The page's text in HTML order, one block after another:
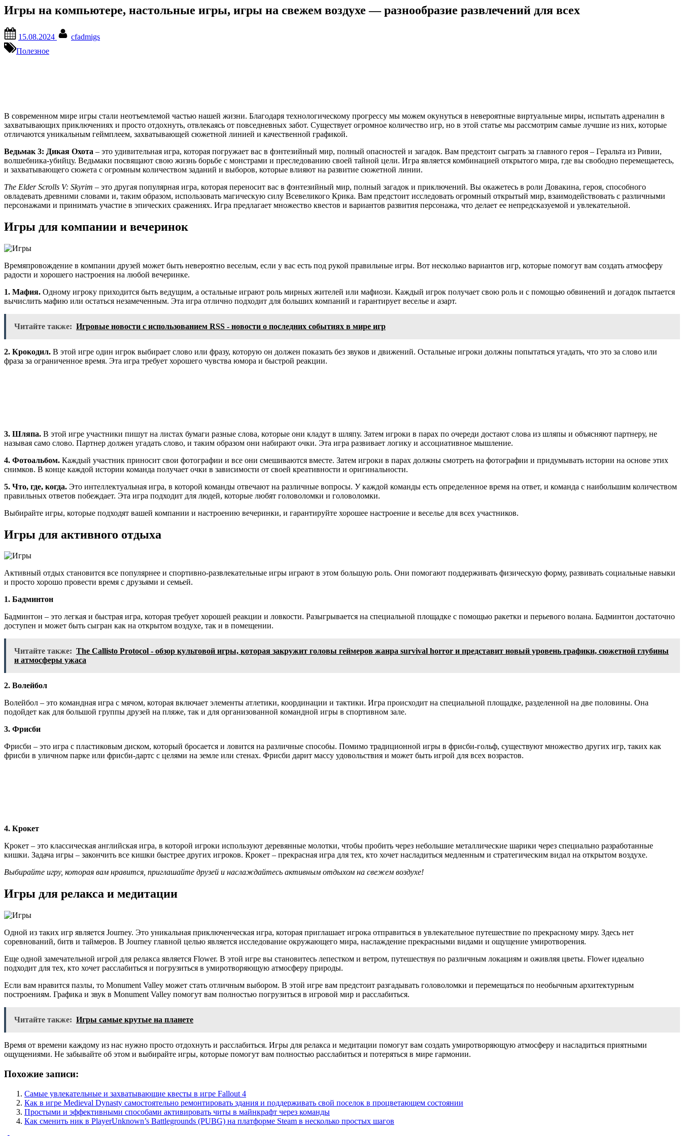
Игры на компьютере, настольные игры, игры на свежем воздухе — разнообразие развлечений для всех
on
15.08.2024
cfadmigs
Полезное
В современном мире игры стали неотъемлемой частью нашей жизни. Благодаря технологическому прогрессу мы можем окунуться в невероятные виртуальные миры, испытать адреналин в
захватывающих приключениях и просто отдохнуть, отвлекаясь от повседневных забот. Существует огромное количество игр, но в этой статье мы рассмотрим самые лучшие из них, которые
отличаются уникальным геймплеем, захватывающей сюжетной линией и качественной графикой.
Ведьмак 3: Дикая Охота – это удивительная игра, которая погружает вас в фэнтезийный мир, полный опасностей и загадок. Вам предстоит сыграть за главного героя – Геральта из Ривии,
волшебника-убийцу. Ведьмаки посвящают свою жизнь борьбе с монстрами и преследованию своей тайной цели. Игра является комбинацией открытого мира, где вы свободно перемещаетесь,
и захватывающего сюжета с огромным количеством заданий и выборов, которые влияют на развитие сюжетной линии.
The Elder Scrolls V: Skyrim – это другая популярная игра, которая переносит вас в фэнтезийный мир, полный загадок и приключений. Вы окажетесь в роли Довакина, героя, способного
овладевать древними словами и, таким образом, использовать магическую силу Всевеликого Крика. Вам предстоит исследовать огромный открытый мир, взаимодействовать с различными
персонажами и принимать участие в эпических сражениях. Игра предлагает множество квестов и вариантов развития персонажа, что делает ее непредсказуемой и увлекательной.
Игры для компании и вечеринок
Времяпровождение в компании друзей может быть невероятно веселым, если у вас есть под рукой правильные игры. Вот несколько вариантов игр, которые помогут вам создать атмосферу
радости и хорошего настроения на любой вечеринке.
1. Мафия. Одному игроку приходится быть ведущим, а остальные играют роль мирных жителей или мафиози. Каждый игрок получает свою роль и с помощью обвинений и догадок пытается
вычислить мафию или остаться незамеченным. Эта игра отлично подходит для больших компаний и гарантирует веселье и азарт.
Читайте также: Игровые новости с использованием RSS - новости о последних событиях в мире игр
2. Крокодил. В этой игре один игрок выбирает слово или фразу, которую он должен показать без звуков и движений. Остальные игроки должны попытаться угадать, что это за слово или
фраза за ограниченное время. Эта игра требует хорошего чувства юмора и быстрой реакции.
3. Шляпа. В этой игре участники пишут на листах бумаги разные слова, которые они кладут в шляпу. Затем игроки в парах по очереди достают слова из шляпы и объясняют партнеру, не
называя само слово. Партнер должен угадать слово, и таким образом они набирают очки. Эта игра развивает логику и ассоциативное мышление.
4. Фотоальбом. Каждый участник приносит свои фотографии и все они смешиваются вместе. Затем игроки в парах должны смотреть на фотографии и придумывать истории на основе этих
снимков. В конце каждой истории команда получает очки в зависимости от своей креативности и оригинальности.
5. Что, где, когда. Это интеллектуальная игра, в которой команды отвечают на различные вопросы. У каждой команды есть определенное время на ответ, и команда с наибольшим количеством
правильных ответов побеждает. Эта игра подходит для людей, которые любят головоломки и головоломки.
Выбирайте игры, которые подходят вашей компании и настроению вечеринки, и гарантируйте хорошее настроение и веселье для всех участников.
Игры для активного отдыха
Активный отдых становится все популярнее и спортивно-развлекательные игры играют в этом большую роль. Они помогают поддерживать физическую форму, развивать социальные навыки
и просто хорошо провести время с друзьями и семьей.
1. Бадминтон
Бадминтон – это легкая и быстрая игра, которая требует хорошей реакции и ловкости. Разыгрывается на специальной площадке с помощью ракетки и перьевого волана. Бадминтон достаточно
доступен и может быть сыгран как на открытом воздухе, так и в помещении.
Читайте также: The Callisto Protocol - обзор культовой игры, которая закружит головы геймеров жанра survival horror и представит новый уровень графики, сюжетной глубины
и атмосферы ужаса
2. Волейбол
Волейбол – это командная игра с мячом, которая включает элементы атлетики, координации и тактики. Игра происходит на специальной площадке, разделенной на две половины. Она
подойдет как для большой группы друзей на пляже, так и для организованной командной игры в спортивном зале.
3. Фрисби
Фрисби – это игра с пластиковым диском, который бросается и ловится на различные способы. Помимо традиционной игры в фрисби-гольф, существуют множество других игр, таких как
фрисби в уличном парке или фрисби-дартс с целями на земле или стенах. Фрисби дарит массу удовольствия и может быть игрой для всех возрастов.
4. Крокет
Крокет – это классическая английская игра, в которой игроки используют деревянные молотки, чтобы пробить через небольшие металлические шарики через специально разработанные
кишки. Задача игры – закончить все кишки быстрее других игроков. Крокет – прекрасная игра для тех, кто хочет насладиться медленным и стратегическим видал на открытом воздухе.
Выбирайте игру, которая вам нравится, приглашайте друзей и наслаждайтесь активным отдыхом на свежем воздухе!
Игры для релакса и медитации
Одной из таких игр является Journey. Это уникальная приключенческая игра, которая приглашает игрока отправиться в увлекательное путешествие по прекрасному миру. Здесь нет
соревнований, битв и таймеров. В Journey главной целью является исследование окружающего мира, наслаждение прекрасными видами и ощущение умиротворения.
Еще одной замечательной игрой для релакса является Flower. В этой игре вы становитесь лепестком и ветром, путешествуя по различным локациям и оживляя цветы. Flower идеально
подходит для тех, кто хочет расслабиться и погрузиться в умиротворяющую атмосферу природы.
Если вам нравится пазлы, то Monument Valley может стать отличным выбором. В этой игре вам предстоит разгадывать головоломки и перемещаться по необычным архитектурным
построениям. Графика и звук в Monument Valley помогут вам полностью погрузиться в игровой мир и расслабиться.
Читайте также: Игры самые крутые на планете
Время от времени каждому из нас нужно просто отдохнуть и расслабиться. Игры для релакса и медитации помогут вам создать умиротворяющую атмосферу и насладиться приятными
ощущениями. Не забывайте об этом и выбирайте игры, которые помогут вам полностью расслабиться и потеряться в мире гармонии.
Похожие записи:
Самые увлекательные и захватывающие квесты в игре Fallout 4
Как в игре Medieval Dynasty самостоятельно ремонтировать здания и поддерживать свой поселок в процветающем состоянии
Простыми и эффективными способами активировать читы в майнкрафт через команды
Как сменить ник в PlayerUnknown’s Battlegrounds (PUBG) на платформе Steam в несколько простых шагов